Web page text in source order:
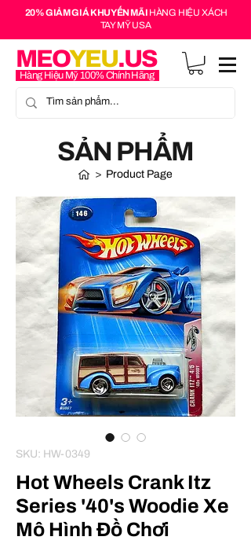
20% GIẢM GIÁ KHUYẾN MÃI HÀNG HIỆU XÁCH
TAY MỸ USA
MEOYEU.US
Hàng Hiệu Mỹ 100% Chính Hãng
SẢN PHẨM
> Product Page
SKU: HW-0349
Hot Wheels Crank Itz
Series '40's Woodie Xe
Mô Hình Đồ Chơi